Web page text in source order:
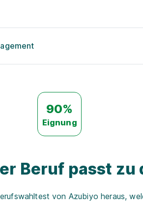
90%
Eignung
Beruf passt zu
von Azubiyo heraus,